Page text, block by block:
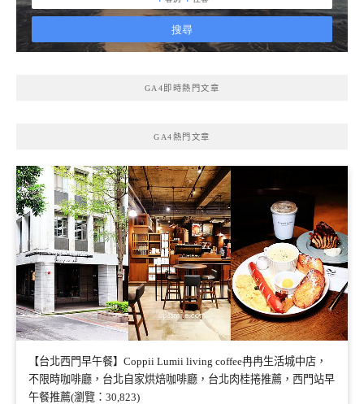
GA4即時熱門文章
GA4熱門文章
【台北西門早午餐】Coppii Lumii living coffee冉冉生活城中店，
不限時咖啡廳，台北自家烘焙咖啡廳，台北肉桂捲推薦，西門站早
午餐推薦(瀏覽：30,823)